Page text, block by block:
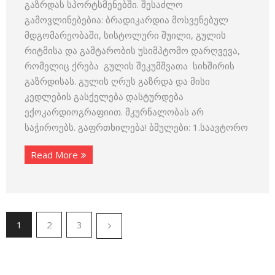
გაზრდას სპორტსმენებში. შესაძლო
გამოვლინებებია: ბრადიკარდია მოსვენებულ
მდგომარეობაში, სისტოლური შუილი, გულის
რიტმისა და გამტარობის უსიმპტომო დარღვევა,
რომელიც ქრება გულის შეკუმშვათა სიხშირის
გაზრდისას. გულის ღრუს გაზრდა და მისი
კედლების გასქელება დასტურდება
ექოკარდიოგრაფიით. მკურნალობას არ
საჭიროებს. გაფრთხილება! ბმულები: 1.საავტორო
Read More
1 2 3